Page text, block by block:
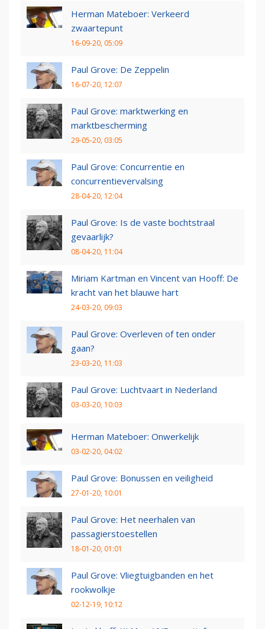
Herman Mateboer: Verkeerd
zwaartepunt
16-09-20, 05:09
Paul Grove: De Zeppelin
16-07-20, 12:07
Paul Grove: marktwerking en
marktbescherming
29-05-20, 03:05
Paul Grove: Concurrentie en
concurrentievervalsing
28-04-20, 12:04
Paul Grove: Is de vaste bochtstraal
gevaarlijk?
08-04-20, 11:04
Miriam Kartman en Vincent van Hooff: De
kracht van het blauwe hart
24-03-20, 09:03
Paul Grove: Overleven of ten onder
gaan?
23-03-20, 11:03
Paul Grove: Luchtvaart in Nederland
03-03-20, 10:03
Herman Mateboer: Onwerkelijk
03-02-20, 04:02
Paul Grove: Bonussen en veiligheid
27-01-20, 10:01
Paul Grove: Het neerhalen van
passagierstoestellen
18-01-20, 01:01
Paul Grove: Vliegtuigbanden en het
rookwolkje
02-12-19, 10:12